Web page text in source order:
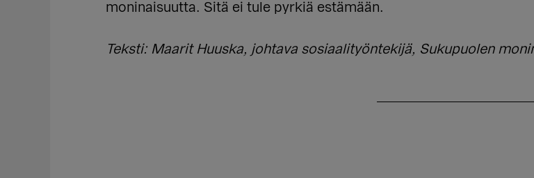
moninaisuutta. Sitä ei tule pyrkiä estämään.
Teksti: Maarit Huuska, johtava sosiaalityöntekijä, Sukupuolen